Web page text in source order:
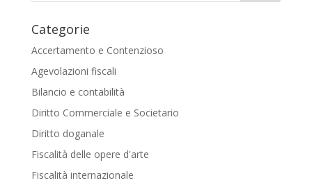
Categorie
Accertamento e Contenzioso
Agevolazioni fiscali
Bilancio e contabilità
Diritto Commerciale e Societario
Diritto doganale
Fiscalità delle opere d'arte
Fiscalità internazionale